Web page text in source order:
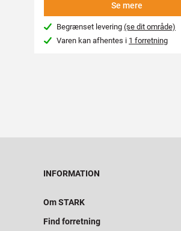
Se mere
Begrænset levering(se dit område)
Varen kan afhentes i 1 forretning
INFORMATION
Om STARK
Find forretning